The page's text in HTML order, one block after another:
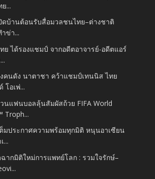
...
ดบ้านต้อนรับสื่อมวลชนไทย–ต่างชาติ
ข่า...
ย ได้รองแชมป์ จากอดีตอาจารย์-อดีตแอร์
คนดัง นาตาชา คว้าแชมป์เทนนิส ไทย
โอเพ่...
นแฟนบอลลุ้นสัมผัสถ้วย FIFA World
Troph...
มประกาศความพร้อมทุกมิติ หนุนอาเซียน
...
ฉากมิติใหม่การแพทย์โลก : รวมใจรักษ์–